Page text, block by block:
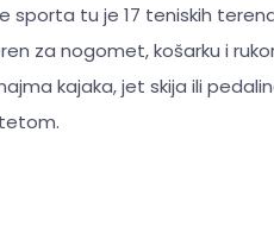
sporta tu je 17 teniskih
za nogomet, košarku i
kajaka, jet skija ili